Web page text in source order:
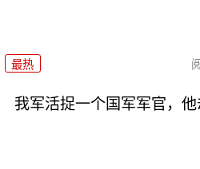
最热
我军活捉一个国军军官，